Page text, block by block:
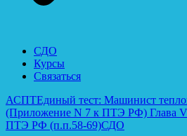
СДО
Курсы
Связаться
АСПТЕдиный тест: Машинист
(Приложение N 7 к ПТЭ РФ) Глава
ПТЭ РФ (п.п.58-69)СДО